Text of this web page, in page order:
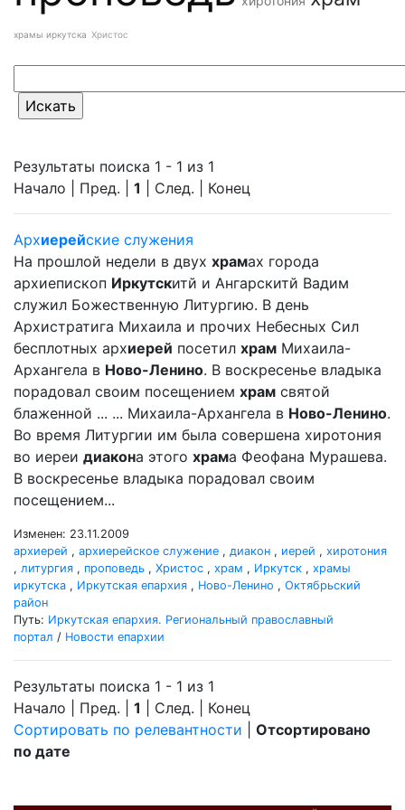
храмы иркутска Христос
Результаты поиска 1 - 1 из 1
Начало | Пред. | 1 | След. | Конец
Архиерейские служения
На прошлой недели в двух храмах города
архиепископ Иркутскитй и Ангарскитй Вадим
служил Божественную Литургию. В день
Архистратига Михаила и прочих Небесных Сил
бесплотных архиерей посетил храм Михаила-
Архангела в Ново-Ленино. В воскресенье владыка
порадовал своим посещением храм святой
блаженной ... ... Михаила-Архангела в Ново-Ленино.
Во время Литургии им была совершена хиротония
во иереи диакона этого храма Феофана Мурашева.
В воскресенье владыка порадовал своим
посещением...
Изменен: 23.11.2009
архиерей , архиерейское служение , диакон , иерей , хиротония
, литургия , проповедь , Христос , храм , Иркутск , храмы
иркутска , Иркутская епархия , Ново-Ленино , Октябрьский
район
Путь: Иркутская епархия. Региональный православный
портал / Новости епархии
Результаты поиска 1 - 1 из 1
Начало | Пред. | 1 | След. | Конец
Сортировать по релевантности
Отсортировано
по дате